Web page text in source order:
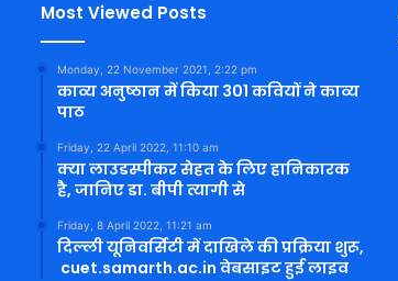
Most Viewed Posts
Monday, 22 November 2021, 2:22 pm
काव्य अनुष्ठान में किया 301 कवियों ने काव्य
पाठ
Friday, 22 April 2022, 11:10 am
क्या लाउडस्पीकर सेहत के लिए हानिकारक
है, जानिए डा. बीपी त्यागी से
Friday, 8 April 2022, 11:21 am
दिल्ली यूनिवर्सिटी में दाखिले की प्रक्रिया शुरू,
cuet.samarth.ac.in वेबसाइट हुई लाइव